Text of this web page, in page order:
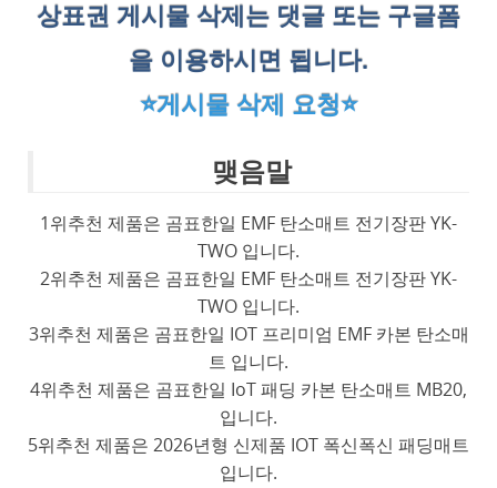
상표권 게시물 삭제는 댓글 또는 구글폼
을 이용하시면 됩니다.
⭐게시물 삭제 요청⭐
맺음말
1위추천 제품은 곰표한일 EMF 탄소매트 전기장판 YK-
TWO 입니다.
2위추천 제품은 곰표한일 EMF 탄소매트 전기장판 YK-
TWO 입니다.
3위추천 제품은 곰표한일 IOT 프리미엄 EMF 카본 탄소매
트 입니다.
4위추천 제품은 곰표한일 IoT 패딩 카본 탄소매트 MB20,
입니다.
5위추천 제품은 2026년형 신제품 IOT 폭신폭신 패딩매트
입니다.